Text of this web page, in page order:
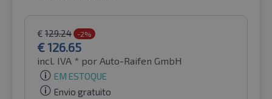
€ 129.24 -2%
€126.65
incl. IVA * por Auto-Raifen GmbH
EM ESTOQUE
Envio gratuito